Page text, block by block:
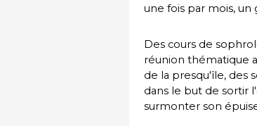
une fois par mois,
Des cours de
réunion thématique
de la presqu'île, des
dans le but de sortir
surmonter son